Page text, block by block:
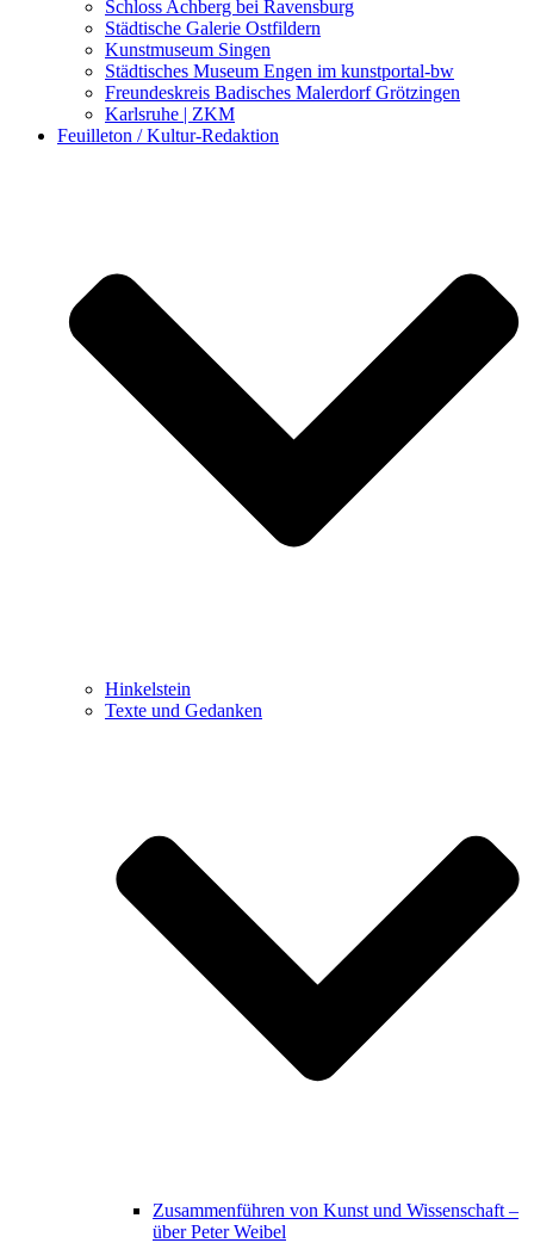
Schloss Achberg bei Ravensburg
Städtische Galerie Ostfildern
Kunstmuseum Singen
Städtisches Museum Engen im kunstportal-bw
Freundeskreis Badisches Malerdorf Grötzingen
Karlsruhe | ZKM
Feuilleton / Kultur-Redaktion
Hinkelstein
Texte und Gedanken
Zusammenführen von Kunst und Wissenschaft –
über Peter Weibel